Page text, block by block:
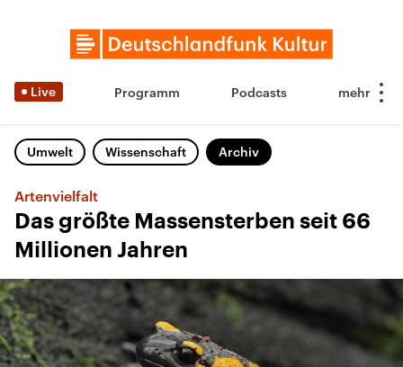
Live Programm Podcasts
Umwelt Wissenschaft Archiv
Artenvielfalt
Das größte Massensterben seit 66
Millionen Jahren